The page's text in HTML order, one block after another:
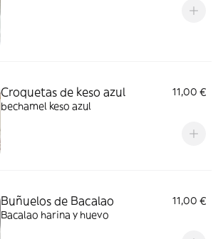
Croquetas de keso azul
11,00 €
bechamel keso azul
Buñuelos de Bacalao
11,00 €
Bacalao harina y huevo